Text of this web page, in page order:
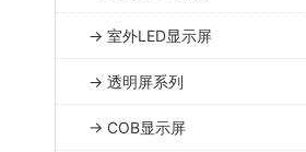
→ 室外LED显示屏
→ 透明屏系列
→ COB显示屏